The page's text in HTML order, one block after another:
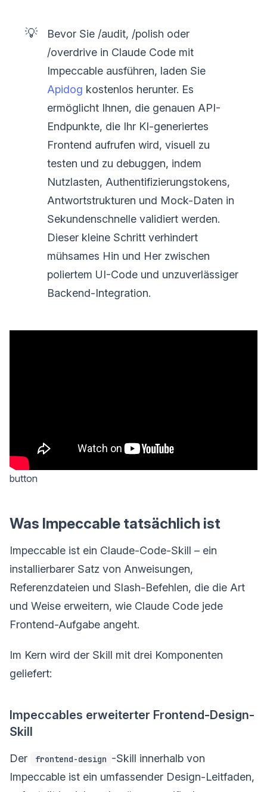
💡
Bevor Sie /audit, /polish oder
/overdrive in Claude Code mit
Impeccable ausführen, laden Sie
Apidog kostenlos herunter. Es
ermöglicht Ihnen, die genauen API-
Endpunkte, die Ihr KI-generiertes
Frontend aufrufen wird, visuell zu
testen und zu debuggen, indem
Nutzlasten, Authentifizierungstokens,
Antwortstrukturen und Mock-Daten in
Sekundenschnelle validiert werden.
Dieser kleine Schritt verhindert
mühsames Hin und Her zwischen
poliertem UI-Code und unzuverlässiger
Backend-Integration.
button
Was Impeccable tatsächlich ist
Impeccable ist ein Claude-Code-Skill – ein
installierbarer Satz von Anweisungen,
Referenzdateien und Slash-Befehlen, die die Art
und Weise erweitern, wie Claude Code jede
Frontend-Aufgabe angeht.
Im Kern wird der Skill mit drei Komponenten
geliefert:
Impeccables erweiterter Frontend-Design-
Skill
Der frontend-design -Skill innerhalb von
Impeccable ist ein umfassender Design-Leitfaden,